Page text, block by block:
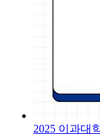
2025 이과대